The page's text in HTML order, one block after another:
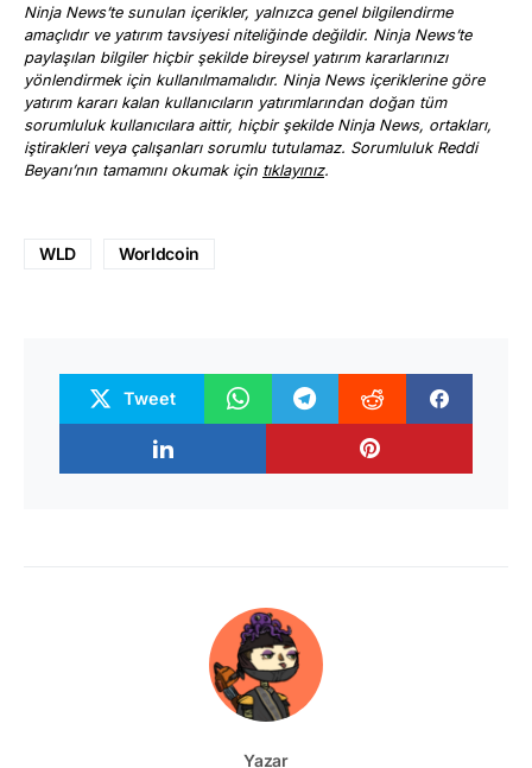
Ninja News’te sunulan içerikler, yalnızca genel bilgilendirme
amaçlıdır ve yatırım tavsiyesi niteliğinde değildir. Ninja News’te
paylaşılan bilgiler hiçbir şekilde bireysel yatırım kararlarınızı
yönlendirmek için kullanılmamalıdır. Ninja News içeriklerine göre
yatırım kararı kalan kullanıcıların yatırımlarından doğan tüm
sorumluluk kullanıcılara aittir, hiçbir şekilde Ninja News, ortakları,
iştirakleri veya çalışanları sorumlu tutulamaz. Sorumluluk Reddi
Beyanı’nın tamamını okumak için tıklayınız.
WLD Worldcoin
Tweet
Yazar